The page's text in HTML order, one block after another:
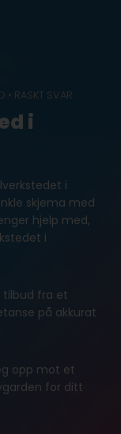
• RASKT SVAR
i
i
skjema med
hjelp med,
i
tilbud fra et
på akkurat
opp mot et
for ditt